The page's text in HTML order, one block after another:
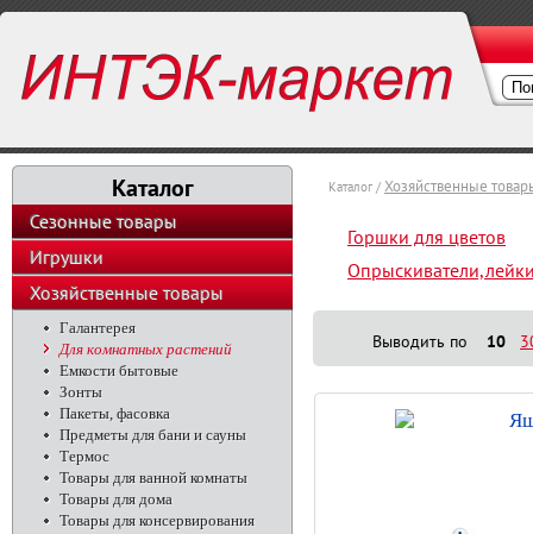
Каталог
Сезонные товары
Игрушки
Хозяйственные товары
Галантерея
Для комнатных растений
Емкости бытовые
Зонты
Пакеты, фасовка
Предметы для бани и сауны
Термос
Товары для ванной комнаты
Товары для дома
Товары для консервирования
Каталог / Хозяйственные
Горшки для цветов
Выводить по 10